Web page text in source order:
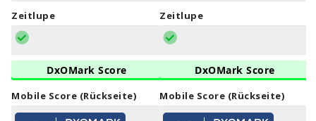
Zeitlupe
DxOMark Score
Mobile Score (Rückseite)
Zeitlupe
DxOMark Score
Mobile Score (Rückseite)